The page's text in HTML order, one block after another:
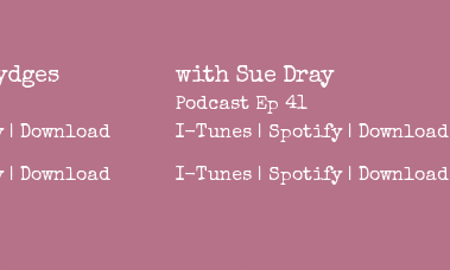
| Download
| Download
with Sue Dray
Podcast Ep 41
I-Tunes | Spotify| Download
I-Tunes | Spotify| Download